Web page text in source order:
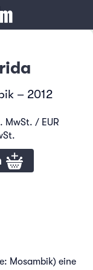
– 2012
MwSt. / EUR
Mosambik) eine